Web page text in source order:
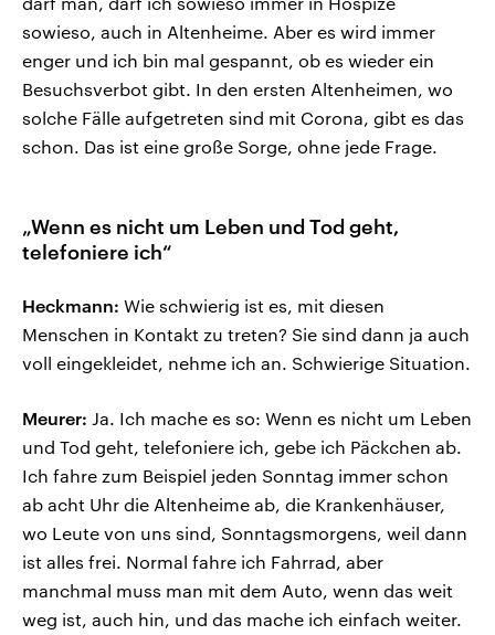
sowieso, auch in Altenheime. Aber es wird immer
enger und ich bin mal gespannt, ob es wieder ein
Besuchsverbot gibt. In den ersten Altenheimen, wo
solche Fälle aufgetreten sind mit Corona, gibt es das
schon. Das ist eine große Sorge, ohne jede Frage.
„Wenn es nicht um Leben und Tod geht,
telefoniere ich“
Heckmann: Wie schwierig ist es, mit diesen
Menschen in Kontakt zu treten? Sie sind dann ja auch
voll eingekleidet, nehme ich an. Schwierige Situation.
Meurer: Ja. Ich mache es so: Wenn es nicht um Leben
und Tod geht, telefoniere ich, gebe ich Päckchen ab.
Ich fahre zum Beispiel jeden Sonntag immer schon
ab acht Uhr die Altenheime ab, die Krankenhäuser,
wo Leute von uns sind, Sonntagsmorgens, weil dann
ist alles frei. Normal fahre ich Fahrrad, aber
manchmal muss man mit dem Auto, wenn das weit
weg ist, auch hin, und das mache ich einfach weiter.